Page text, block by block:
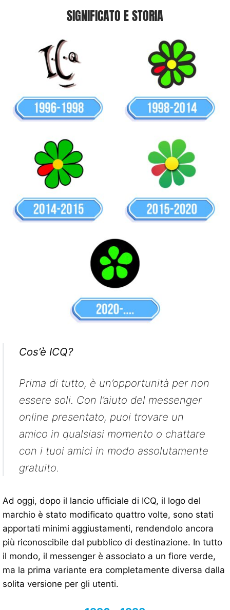
SIGNIFICATO E STORIA
Cos’è ICQ?
Prima di tutto, è un’opportunità per non
essere soli. Con l’aiuto del messenger
online presentato, puoi trovare un
amico in qualsiasi momento o chattare
con i tuoi amici in modo assolutamente
gratuito.
Ad oggi, dopo il lancio ufficiale di ICQ, il logo del
marchio è stato modificato quattro volte, sono stati
apportati minimi aggiustamenti, rendendolo ancora
più riconoscibile dal pubblico di destinazione. In tutto
il mondo, il messenger è associato a un fiore verde,
ma la prima variante era completamente diversa dalla
solita versione per gli utenti.